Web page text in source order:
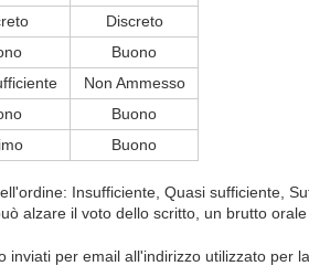
Discreto
Buono
Non Ammesso
Buono
Buono
Insufficiente, Quasi sufficiente,
alzare il voto dello scritto, un brutto
inviati per email all'indirizzo utilizzato per